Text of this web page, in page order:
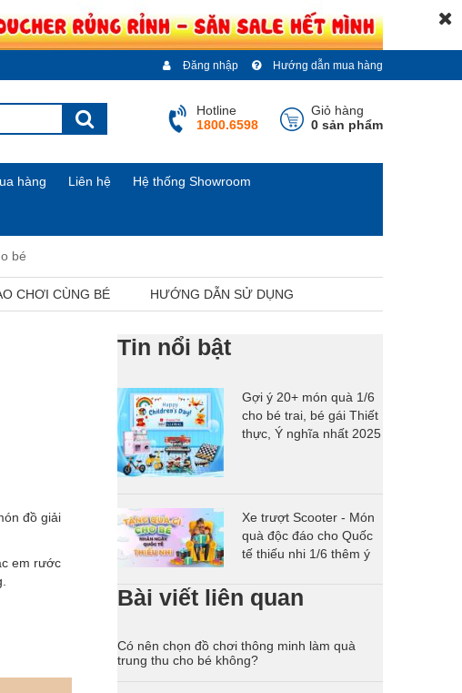
Hướng dẫn mua hàng
Đăng nhập
Giỏ hàng
0 sản phẩm
Hotline
1800.6598
hàng Liên hệ Hệ thống Showroom
bé
CHƠI CÙNG BÉ HƯỚNG DẪN SỬ DỤNG
đồ giải
em rước
Tin nổi bật
Gợi ý 20+ món quà 1/6
cho bé trai, bé gái Thiết
thực, Ý nghĩa nhất 2025
Xe trượt Scooter - Món
quà độc đáo cho Quốc
tế thiếu nhi 1/6 thêm ý
Bài viết liên quan
Có nên chọn đồ chơi thông minh làm quà
trung thu cho bé không?